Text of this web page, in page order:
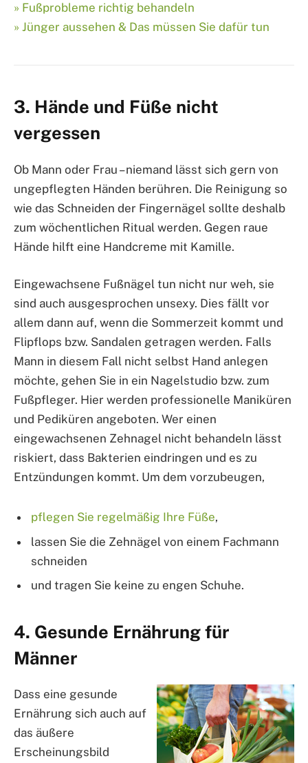
» Fußprobleme richtig behandeln
» Jünger aussehen & Das müssen Sie dafür tun
3. Hände und Füße nicht
vergessen
Ob Mann oder Frau – niemand lässt sich gern von
ungepflegten Händen berühren. Die Reinigung so
wie das Schneiden der Fingernägel sollte deshalb
zum wöchentlichen Ritual werden. Gegen raue
Hände hilft eine Handcreme mit Kamille.
Eingewachsene Fußnägel tun nicht nur weh, sie
sind auch ausgesprochen unsexy. Dies fällt vor
allem dann auf, wenn die Sommerzeit kommt und
Flipflops bzw. Sandalen getragen werden. Falls
Mann in diesem Fall nicht selbst Hand anlegen
möchte, gehen Sie in ein Nagelstudio bzw. zum
Fußpfleger. Hier werden professionelle Maniküren
und Pediküren angeboten. Wer einen
eingewachsenen Zehnagel nicht behandeln lässt
riskiert, dass Bakterien eindringen und es zu
Entzündungen kommt. Um dem vorzubeugen,
pflegen Sie regelmäßig Ihre Füße,
lassen Sie die Zehnägel von einem Fachmann
schneiden
und tragen Sie keine zu engen Schuhe.
4. Gesunde Ernährung für
Männer
Dass eine gesunde
Ernährung sich auch auf
das äußere
Erscheinungsbild